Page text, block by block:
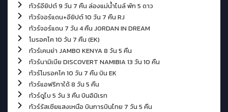
ทัวร์อียิปต์ 9 วัน 7 คืน ล่องแม่น้ำไนล์ พัก 5 ดาว
ทัวร์จอร์แดน+อียิปต์ 10 วัน 7 คืน RJ
ทัวร์จอร์แดน 7 วัน 4 คืน JORDAN IN DREAM
โมรอคโค 10 วัน 7 คืน (EK)
ทัวร์เคนย่า JAMBO KENYA 8 วัน 5 คืน
ทัวร์นามิเบีย DISCOVERT NAMIBIA 13 วัน 10 คืน
ทัวร์โมรอคโค 10 วัน 7 คืน บิน EK
ทัวร์แอฟริกาใด้ 8 วัน 5 คืน
ทัวร์ดูไบ 5 วัน 3 คืน บินอิมิเรท
ทัวร์รัสเซียแสงเหนือ บินการบินไทย 7 วัน 5 คืน